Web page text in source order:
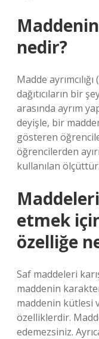
nedir?
Madde
dağıtıcıların bir
arasında ayrım
deyişle, bir
gösteren
öğrencilerden
kullanılan ölçüttür.
etmek
özelliğe
Saf maddeleri
maddenin
maddenin kütlesi
özelliklerdir.
edemezsiniz.